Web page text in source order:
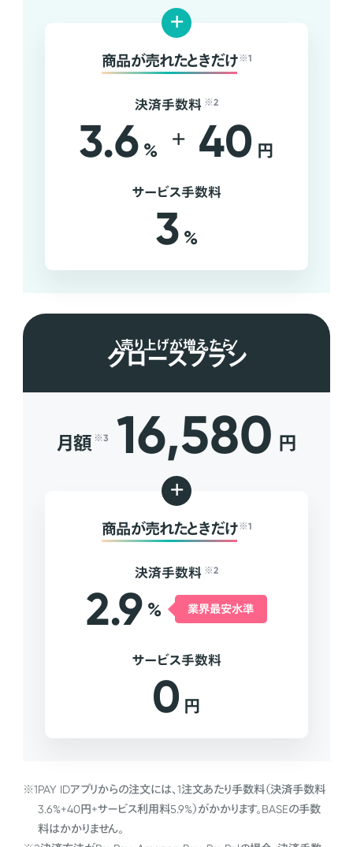
+
商品が売れたときだけ ※1
決済手数料 ※2
3.6 % + 40 円
サービス手数料
3 %
売り上げが増えたら
グロースプラン
月額 ※3 16,580 円
+
商品が売れたときだけ ※1
決済手数料 ※2
2.9 % 業界最安水準
サービス手数料
0 円
※1PAY IDアプリからの注文には、1注文あたり手数料（決済手数料
3.6%+40円+サービス利用料5.9%）がかかります。BASEの手数
料はかかりません。